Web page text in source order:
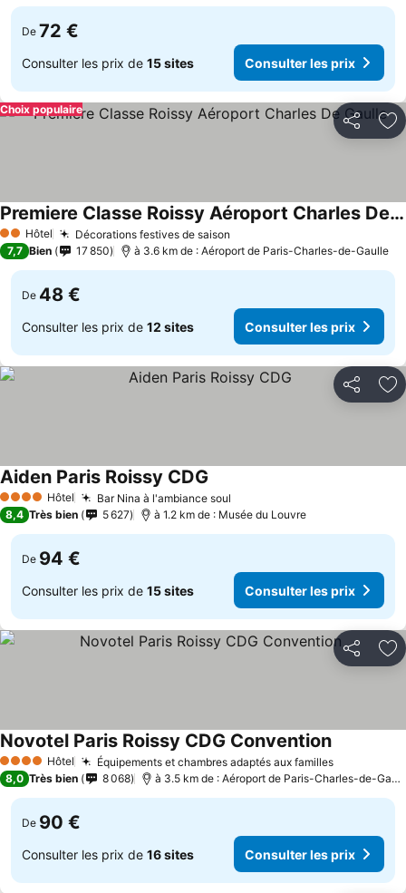
De 72 €
Consulter les prix de 15 sites Consulter les prix
Partager
Choix populaire
2 Étoiles
Hôtel Décorations festives de saison
Premiere Classe Roissy Aéroport Charles De Gaulle
7,7 Bien 17 850 à 3.6 km de : Aéroport de Paris-Charles-de-Gaulle
De 48 €
Consulter les prix de 12 sites Consulter les prix
Partager
4 Étoiles Hôtel Bar Nina à l'ambiance soul
Aiden Paris Roissy CDG
8,4 Très bien 5 627 à 1.2 km de : Musée du Louvre
De 94 €
Consulter les prix de 15 sites Consulter les prix
Partager
4 Étoiles Hôtel Équipements et chambres adaptés aux familles
Novotel Paris Roissy CDG Convention
8,0 Très bien 8 068 à 3.5 km de : Aéroport de Paris-Charles-de-Gaulle
De 90 €
Consulter les prix de 16 sites Consulter les prix